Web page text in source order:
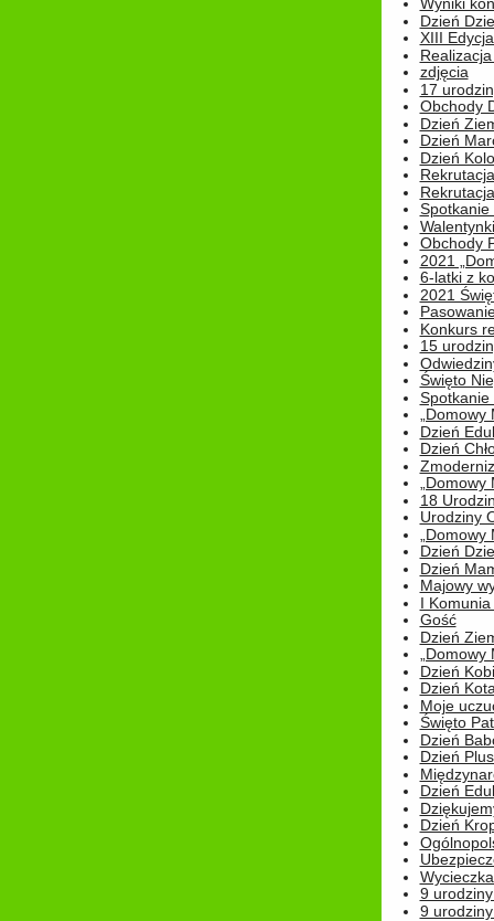
Dzień
XIII
zdjęcia
17
Obchody
Dzień
Dzień
Dzień
Rekrutacja
Spotkanie
Obchody
2021
6-latki z
2021
Konkurs
15
Święto
Spotkanie
Dzień
Dzień
18
Urodziny
Dzień
Dzień
Majowy
I
Gość
Dzień
Dzień
Dzień
Moje
Święto
Dzień
Dzień
Dzień
Dzień
9
9